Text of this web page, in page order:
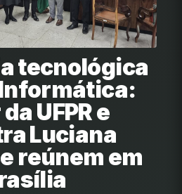
tecnológica
Informática:
UFPR e
Luciana
reúnem em